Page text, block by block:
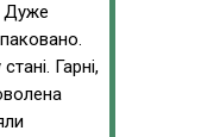
Дуже
Гарні,